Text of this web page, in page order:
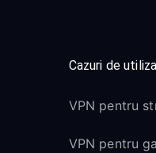
Cazuri de
VPN pentru
VPN pentru